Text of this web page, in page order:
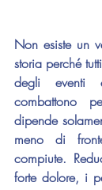
Non esiste un
storia perché
degli eventi
combattono
dipende
meno di
compiute.
forte dolore, i